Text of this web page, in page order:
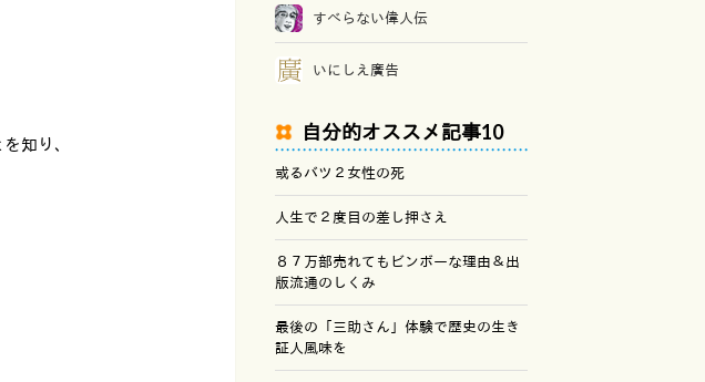
知り、
すべらない偉人伝
いにしえ廣告
自分的オススメ記事10
或るバツ２女性の死
人生で２度目の差し押さえ
８７万部売れてもビンボーな理由＆出
版流通のしくみ
最後の「三助さん」体験で歴史の生き
証人風味を